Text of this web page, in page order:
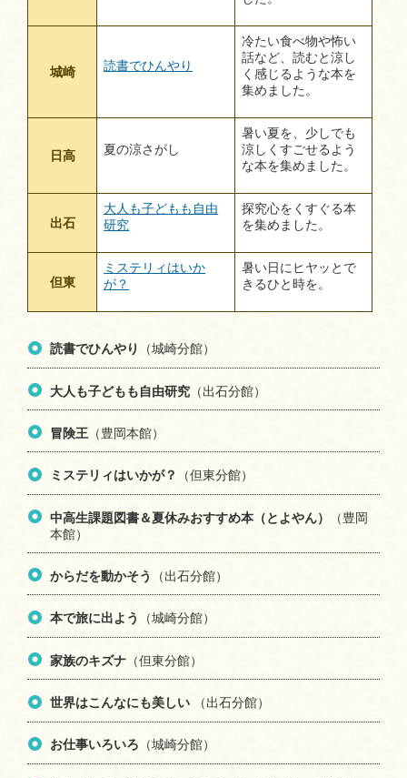
城崎 読書でひんやり
冷たい食べ物や怖い
話など、読むと涼し
く感じるような本を
集めました。
日高 夏の涼さがし
暑い夏を、少しでも
涼しくすごせるよう
な本を集めました。
出石
大人も子どもも自由
研究
探究心をくすぐる本
を集めました。
但東
ミステリィはいか
が？
暑い日にヒヤッとで
きるひと時を。
読書でひんやり （城崎分館）
大人も子どもも自由研究 （出石分館）
冒険王 （豊岡本館）
ミステリィはいかが？ （但東分館）
中高生課題図書＆夏休みおすすめ本（とよやん）
（豊岡
本館）
からだを動かそう （出石分館）
本で旅に出よう （城崎分館）
家族のキズナ （但東分館）
世界はこんなにも美しい （出石分館）
お仕事いろいろ （城崎分館）